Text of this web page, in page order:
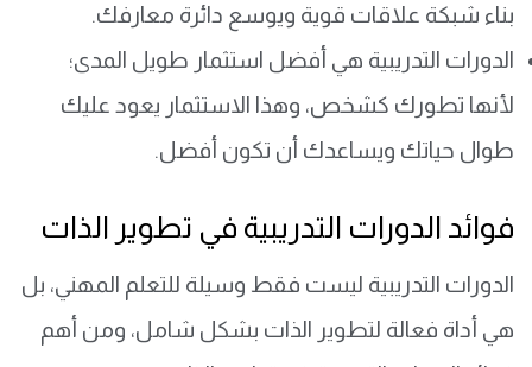
بناء شبكة علاقات قوية ويوسع دائرة معارفك.
الدورات التدريبية هي أفضل استثمار طويل المدى؛
لأنها تطورك كشخص، وهذا الاستثمار يعود عليك
طوال حياتك ويساعدك أن تكون أفضل.
فوائد الدورات التدريبية في تطوير الذات
الدورات التدريبية ليست فقط وسيلة للتعلم المهني، بل
هي أداة فعالة لتطوير الذات بشكل شامل، ومن أهم